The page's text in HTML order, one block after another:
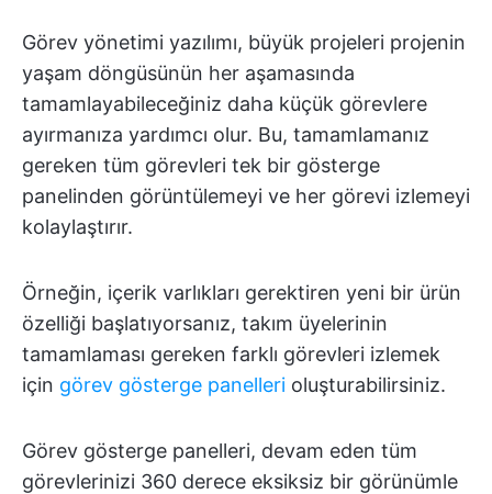
Görev yönetimi yazılımı, büyük projeleri projenin
yaşam döngüsünün her aşamasında
tamamlayabileceğiniz daha küçük görevlere
ayırmanıza yardımcı olur. Bu, tamamlamanız
gereken tüm görevleri tek bir gösterge
panelinden görüntülemeyi ve her görevi izlemeyi
kolaylaştırır.
Örneğin, içerik varlıkları gerektiren yeni bir ürün
özelliği başlatıyorsanız, takım üyelerinin
tamamlaması gereken farklı görevleri izlemek
için görev gösterge panelleri oluşturabilirsiniz.
Görev gösterge panelleri, devam eden tüm
görevlerinizi 360 derece eksiksiz bir görünümle